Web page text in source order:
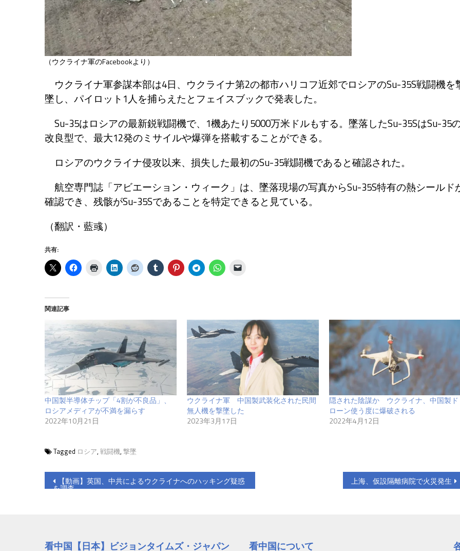
（ウクライナ軍のFacebookより）
ウクライナ軍参謀本部は4日、ウクライナ第2の都市ハリコフ近郊でロシアのSu-35S戦闘機を
墜し、パイロット1人を捕らえたとフェイスブックで発表した。
Su-35はロシアの最新鋭戦闘機で、1機あたり5000万米ドルもする。墜落したSu-35SはSu-35
改良型で、最大12発のミサイルや爆弾を搭載することができる。
ロシアのウクライナ侵攻以来、損失した最初のSu-35戦闘機であると確認された。
航空専門誌「アビエーション・ウィーク」は、墜落現場の写真からSu-35S特有の熱シールド
確認でき、残骸がSu-35Sであることを特定できると見ている。
（翻訳・藍彧）
共有:
関連記事
中国製半導体チップ「4割が不良品」、
ロシアメディアが不満を漏らす
2022年10月21日
ウクライナ軍 中国製武装化された民間
無人機を撃墜した
2023年3月17日
隠された陰謀か ウクライナ、中国製ド
ローン使う度に爆破される
2022年4月12日
Tagged ロシア, 戦闘機, 撃墜
投
ビ
【動画】英国、中共によるウクライナへのハッキング疑惑
を調査
上海、仮設隔離病院で火災発生
看中国【日本】ビジョンタイムズ・ジャパン 看中国について